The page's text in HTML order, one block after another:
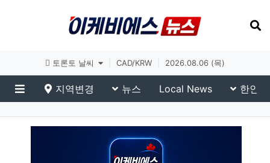
토론토 날씨 CAD/KRW 2026.08.06 (목)
메뉴
지역변경 뉴스 Local News 한인
eKBS News